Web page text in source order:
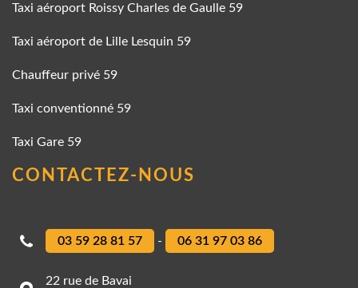
Taxi aéroport Roissy Charles de Gaulle 59
Taxi aéroport de Lille Lesquin 59
Chauffeur privé 59
Taxi conventionné 59
Taxi Gare 59
CONTACTEZ-NOUS
03 59 28 81 57 - 06 31 97 03 86
22 rue de Bavai